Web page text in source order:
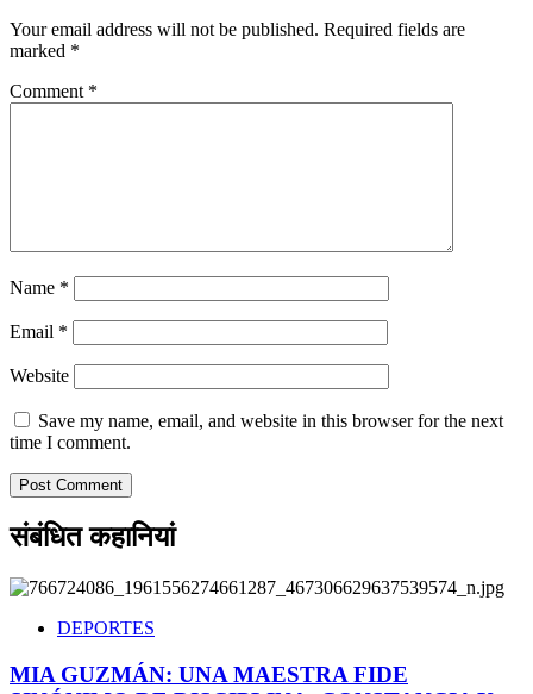
Your email address will not be published. Required fields are
marked *
Comment *
Name *
Email *
Website
Save my name, email, and website in this browser for the next
time I comment.
संबंधित कहानियां
DEPORTES
MIA GUZMÁN: UNA MAESTRA FIDE